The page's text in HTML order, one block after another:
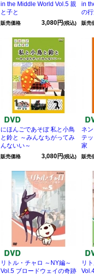
in the Middle World Vol.5 親
と子と
販売価格 3,080円(税込)
in
の行
販売
にほんごであそぼ 私と小鳥
と鈴と ～みんなちがってみ
んないい～
販売価格 3,080円(税込)
ネ
テ
家
販売
リトル・チャロ ～NY編～
Vol.5 ブロードウェイの奇跡
リ